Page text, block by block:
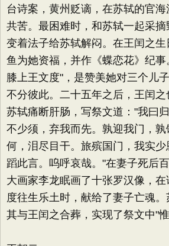
台诗案，黄州贬谪，在苏轼的官
共苦。最困难时，和苏轼一起采摘
变着法子给苏轼解闷。在王闰之
鱼为她资福，并作《蝶恋花》纪事
膝上王文度"，是赞美她对三个儿
不分彼此。二十五年之后，王闰之
苏轼痛断肝肠，写祭文道："我曰
不少须，弃我而先。孰迎我门，
何，泪尽目干。旅殡国门，我实
蹈此言。呜呼哀哉。"在妻子死后
大画家李龙眠画了十张罗汉像，
度往生乐土时，献给了妻子亡魂
其与王闰之合葬，实现了祭文中"